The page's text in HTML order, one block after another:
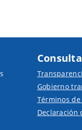
Gobierno
Términos
Declaración